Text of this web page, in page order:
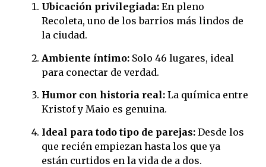
Ubicación privilegiada: En pleno
Recoleta, uno de los barrios más lindos de
la ciudad.
Ambiente íntimo: Solo 46 lugares, ideal
para conectar de verdad.
Humor con historia real: La química entre
Kristof y Maio es genuina.
Ideal para todo tipo de parejas: Desde los
que recién empiezan hasta los que ya
están curtidos en la vida de a dos.